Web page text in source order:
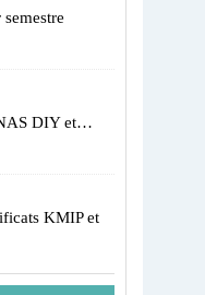
DIY et…
KMIP et